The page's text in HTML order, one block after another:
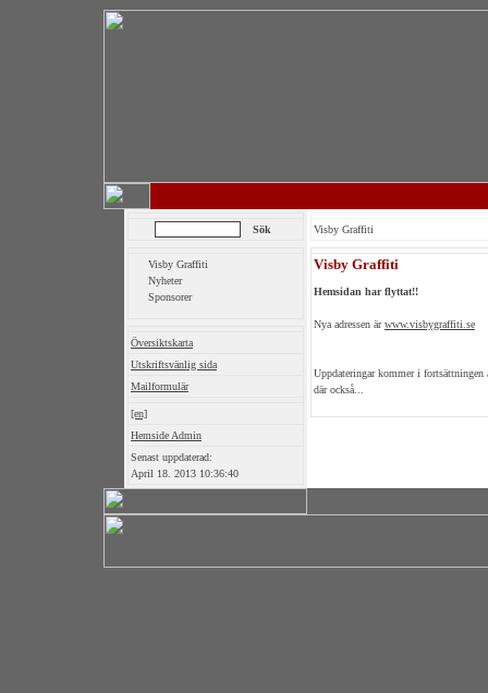
Visby Graffiti
Nyheter
Sponsorer
Översiktskarta
Utskriftsvänlig sida
Mailformulär
[en]
Hemside Admin
Senast uppdaterad:
April 18. 2013 10:36:40
Visby Graffiti
Visby Graffiti
Hemsidan har flyttat!!
Nya adressen ärwww.visbygraffiti.se
Uppdateringar kommer i fortsättningen
där också...